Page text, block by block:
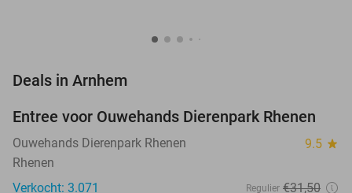
Deals in Arnhem
19%
Entree voor Ouwehands Dierenpark Rhenen
Ouwehands Dierenpark Rhenen 9.5 star
Rhenen
Verkocht: 3.071
Regulier €31,50